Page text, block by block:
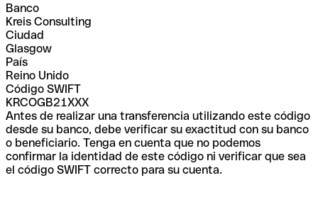
Banco
Kreis Consulting
Ciudad
Glasgow
País
Reino Unido
Código SWIFT
KRCOGB21XXX
Antes de realizar una transferencia utilizando este código
desde su banco, debe verificar su exactitud con su banco
o beneficiario. Tenga en cuenta que no podemos
confirmar la identidad de este código ni verificar que sea
el código SWIFT correcto para su cuenta.